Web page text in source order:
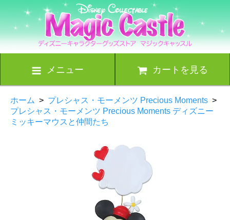
メニュー カートを見る
ホーム > プレシャス・モーメンツ Precious Moments >
プレシャス・モーメンツ Precious Moments ディズニー
ミッキーマウスと仲間たち